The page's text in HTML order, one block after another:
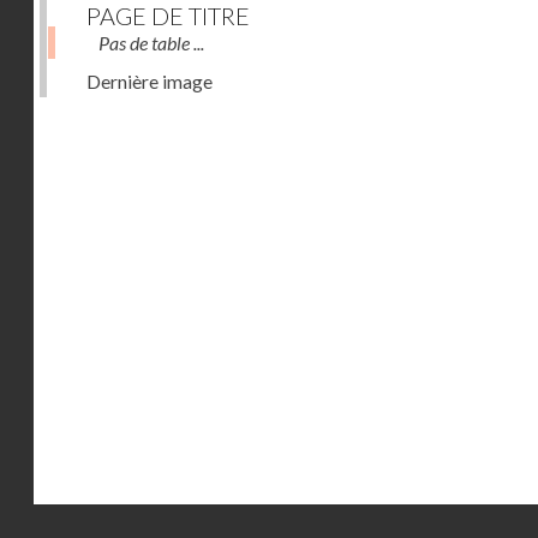
PAGE DE TITRE
Pas de table ...
Dernière image